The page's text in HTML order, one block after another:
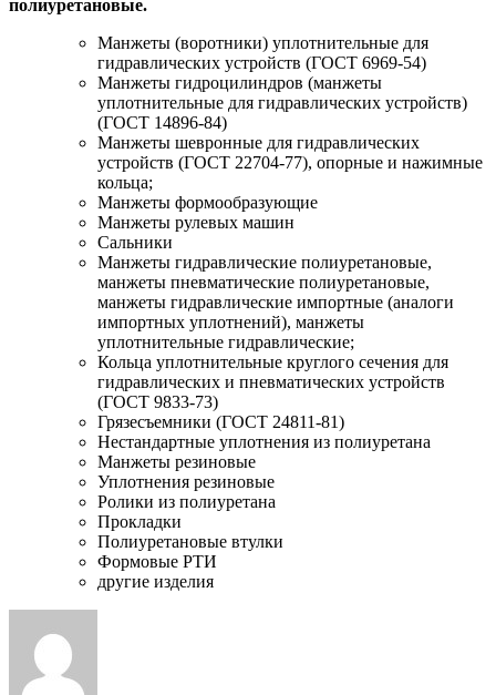
полиуретановые.
Манжеты (воротники) уплотнительные для
гидравлических устройств (ГОСТ 6969-54)
Манжеты гидроцилиндров (манжеты
уплотнительные для гидравлических устройств)
(ГОСТ 14896-84)
Манжеты шевронные для гидравлических
устройств (ГОСТ 22704-77), опорные и нажимные
кольца;
Манжеты формообразующие
Манжеты рулевых машин
Сальники
Манжеты гидравлические полиуретановые,
манжеты пневматические полиуретановые,
манжеты гидравлические импортные (аналоги
импортных уплотнений), манжеты
уплотнительные гидравлические;
Кольца уплотнительные круглого сечения для
гидравлических и пневматических устройств
(ГОСТ 9833-73)
Грязесъемники (ГОСТ 24811-81)
Нестандартные уплотнения из полиуретана
Манжеты резиновые
Уплотнения резиновые
Ролики из полиуретана
Прокладки
Полиуретановые втулки
Формовые РТИ
другие изделия